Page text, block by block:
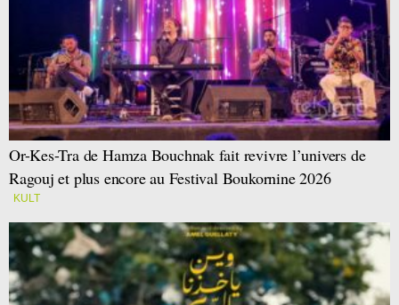
Or-Kes-Tra de Hamza Bouchnak fait revivre l’univers de
Ragouj et plus encore au Festival Boukornine 2026
KULT